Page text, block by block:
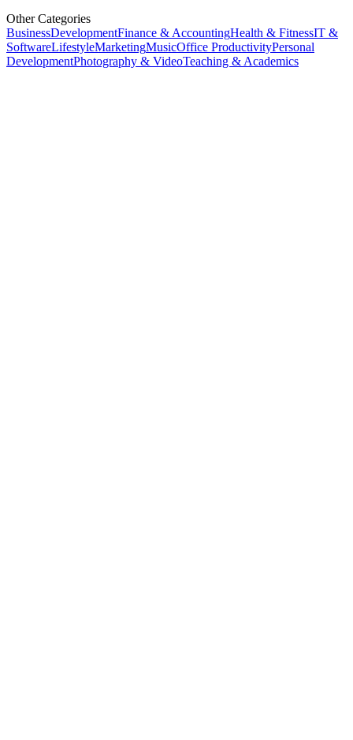
Other Categories
BusinessDevelopmentFinance & AccountingHealth & FitnessIT &
SoftwareLifestyleMarketingMusicOffice ProductivityPersonal
DevelopmentPhotography & VideoTeaching & Academics